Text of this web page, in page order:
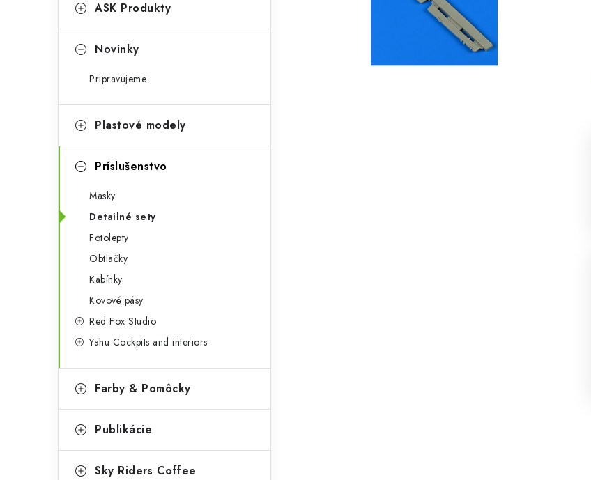
ý
n
l
ó
e
ASK Produkty
Novinky
Pripravujeme
Plastové modely
Príslušenstvo
Masky
Detailné sety
Fotolepty
Obtlačky
Kabínky
Kovové pásy
Red Fox Studio
Yahu Cockpits and interiors
Farby & Pomôcky
Publikácie
Sky Riders Coffee